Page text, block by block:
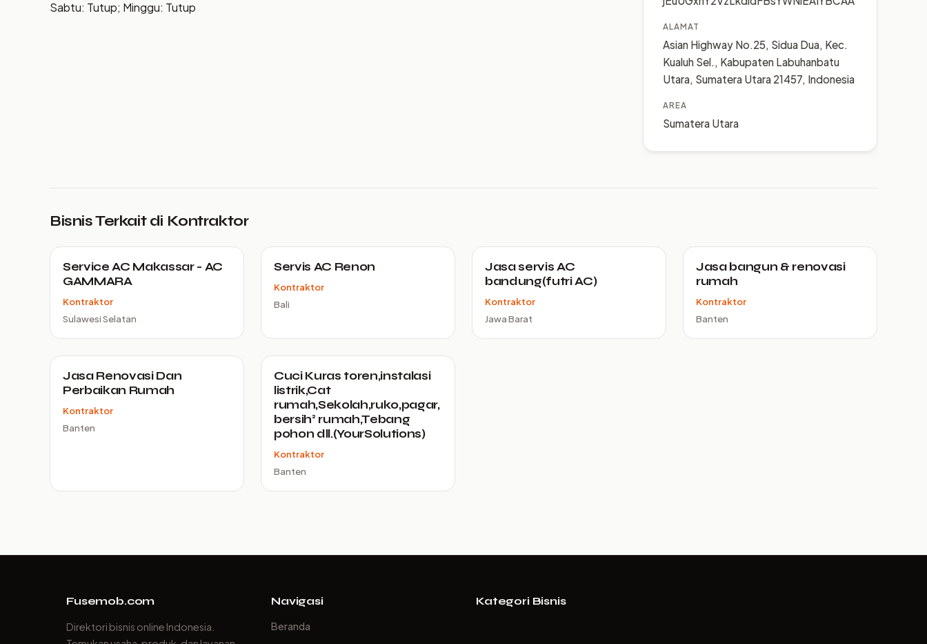
Sabtu: Tutup; Minggu: Tutup
ALAMAT
Asian Highway No.25, Sidua Dua, Kec.
Kualuh Sel., Kabupaten Labuhanbatu
Utara, Sumatera Utara 21457, Indonesia
AREA
Sumatera Utara
Bisnis Terkait di Kontraktor
Service AC Makassar - AC
GAMMARA
Kontraktor
Sulawesi Selatan
Servis AC Renon
Kontraktor
Bali
Jasa servis AC
bandung(futri AC)
Kontraktor
Jawa Barat
Jasa bangun & renovasi
rumah
Kontraktor
Banten
Jasa Renovasi Dan
Perbaikan Rumah
Kontraktor
Banten
Cuci Kuras toren,instalasi
listrik,Cat
rumah,Sekolah,ruko,pagar,
bersih² rumah,Tebang
pohon dll.(YourSolutions)
Kontraktor
Banten
Fusemob.com
Direktori bisnis online Indonesia.
Navigasi
Beranda
Kategori Bisnis